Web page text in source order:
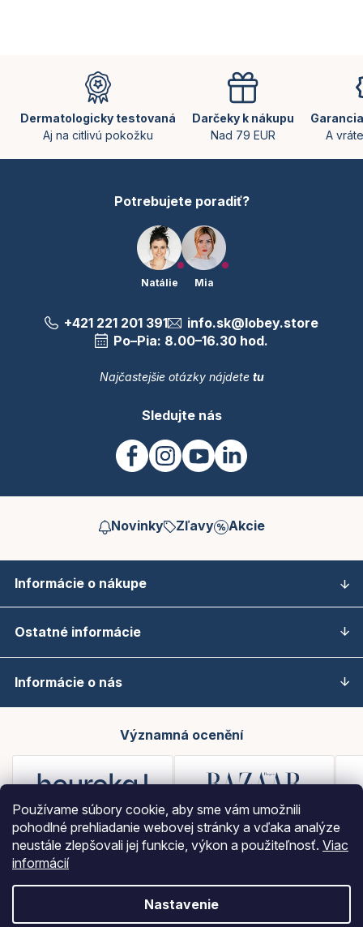
Používame súbory cookie, aby sme vám umožnili
pohodlné prehliadanie webovej stránky a vďaka analýze
neustále zlepšovali jej funkcie, výkon a použiteľnosť. Viac
informácií
Nastavenie
Dermatologicky testovaná
Aj na citlivú pokožku
Darčeky k nákupu
Nad 79 EUR
A
Potrebujete poradiť?
Natálie Mia
+421 221 201 391
info.sk@lobey.store
Po–Pia: 8.00–16.30 hod.
Najčastejšie otázky nájdete tu
Sledujte nás
Novinky Zľavy Akcie
Informácie o nákupe
Ostatné informácie
Informácie o nás
Významná ocenění